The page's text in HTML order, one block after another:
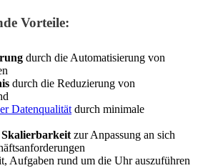
Vorteile:
durch die Automatisierung von
durch die Reduzierung von
Datenqualität durch minimale
Skalierbarkeit zur Anpassung an sich
Aufgaben rund um die Uhr auszuführen